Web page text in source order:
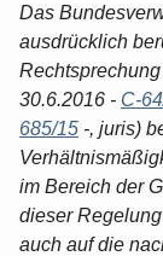
Das
ausdrücklich
30.6.2016 - C-
685/15 -, juris)
im Bereich der
dieser
auch auf die